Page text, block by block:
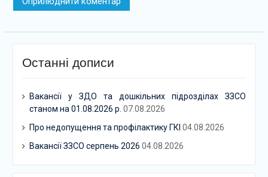
Останні дописи
Вакансії у ЗДО та дошкільних підрозділах ЗЗСО
станом на 01.08.2026 р. 07.08.2026
Про недопущення та профілактику ГКІ 04.08.2026
Вакансії ЗЗСО серпень 2026 04.08.2026